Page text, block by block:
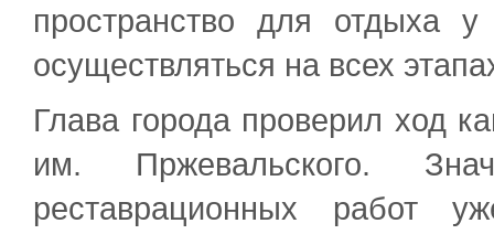
пространство для отдыха
осуществляться на всех
Глава города проверил ход
им. Пржевальского.
реставрационных работ